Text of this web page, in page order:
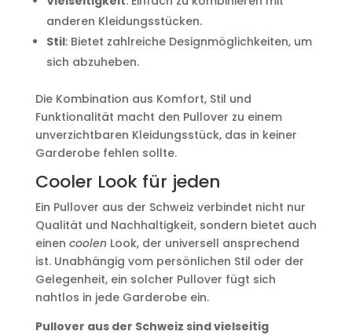
anderen Kleidungsstücken.
Stil: Bietet zahlreiche Designmöglichkeiten, um
sich abzuheben.
Die Kombination aus Komfort, Stil und
Funktionalität macht den Pullover zu einem
unverzichtbaren Kleidungsstück, das in keiner
Garderobe fehlen sollte.
Cooler Look für jeden
Ein Pullover aus der Schweiz verbindet nicht nur
Qualität und Nachhaltigkeit, sondern bietet auch
einen coolenLook, der universell ansprechend
ist. Unabhängig vom persönlichen Stil oder der
Gelegenheit, ein solcher Pullover fügt sich
nahtlos in jede Garderobe ein.
Pullover aus der Schweiz sind vielseitig